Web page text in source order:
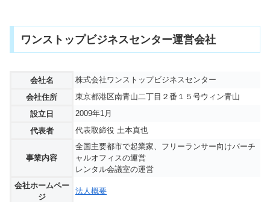
ワンストップビジネスセンター運営会社
会社名
株式会社ワンストップビジネスセンター
会社住所
東京都港区南青山二丁目２番１５号ウィン青山
設立日
2009年1月
代表者
代表取締役 土本真也
事業内容
全国主要都市で起業家、フリーランサー向けバーチ
ャルオフィスの運営
レンタル会議室の運営
会社ホームペー
ジ
法人概要